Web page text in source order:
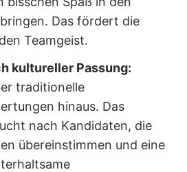
Das fördert die
Teamgeist.
kultureller Passung:
traditionelle
hinaus. Das
nach Kandidaten, die
übereinstimmen und eine